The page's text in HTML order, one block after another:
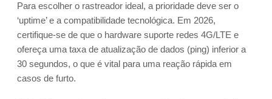
Para escolher o rastreador ideal, a prioridade deve ser o
‘uptime’ e a compatibilidade tecnológica. Em 2026,
certifique-se de que o hardware suporte redes 4G/LTE e
ofereça uma taxa de atualização de dados (ping) inferior a
30 segundos, o que é vital para uma reação rápida em
casos de furto.